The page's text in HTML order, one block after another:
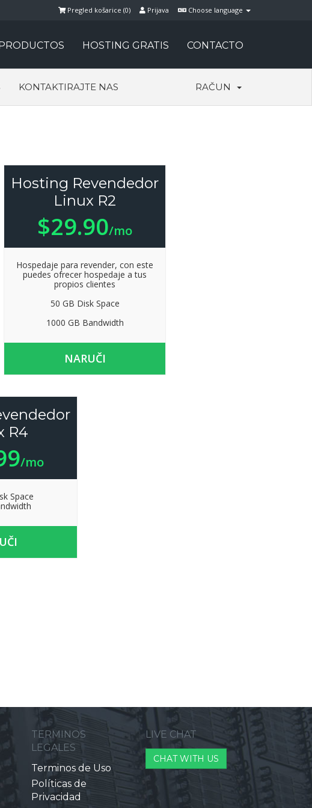
Choose language
Prijava
Pregled košarice (0)
HOSTING GRATIS CONTACTO
KONTAKTIRAJTE NAS RAČUN
Hosting Revendedor
Linux R2
$29.90/mo
Hospedaje para revender, con este
puedes ofrecer hospedaje a tus
propios clientes
50 GB Disk Space
1000 GB Bandwidth
NARUČI
R4
/mo
Space
TERMINOS
LEGALES
Terminos de Uso
Políticas de
Privacidad
LIVE CHAT
CHAT WITH US